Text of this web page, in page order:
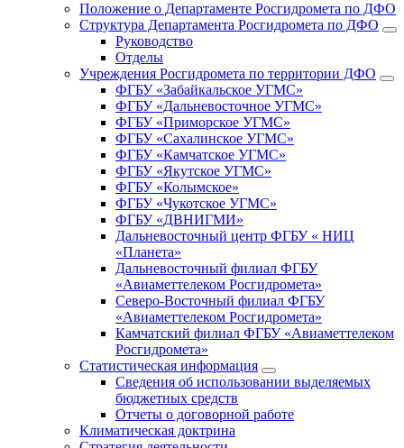
Положение о Департаменте Росгидромета по ДФО
Структура Департамента Росгидромета по ДФО
Руководство
Отделы
Учреждения Росгидромета по территории ДФО
ФГБУ «Забайкальское УГМС»
ФГБУ «Дальневосточное УГМС»
ФГБУ «Приморское УГМС»
ФГБУ «Сахалинское УГМС»
ФГБУ «Камчатское УГМС»
ФГБУ «Якутское УГМС»
ФГБУ «Колымское»
ФГБУ «Чукотское УГМС»
ФГБУ «ДВНИГМИ»
Дальневосточный центр ФГБУ « НИЦ
«Планета»
Дальневосточный филиал ФГБУ
«Авиаметтелеком Росгидромета»
Северо-Восточный филиал ФГБУ
«Авиаметтелеком Росгидромета»
Камчатский филиал ФГБУ «Авиаметтелеком
Росгидромета»
Статистическая информация
Сведения об использовании выделяемых
бюджетных средств
Отчеты о договорной работе
Климатическая доктрина